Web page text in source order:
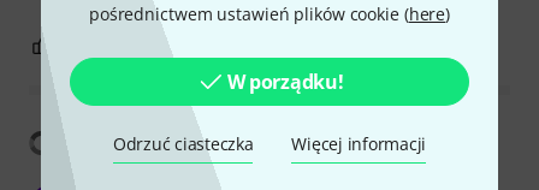
pośrednictwem ustawień plików cookie (here)
W porządku!
Odrzuć ciasteczka Więcej informacji
Pokaż tłumaczenia